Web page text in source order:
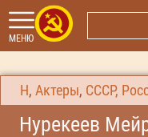
МЕНЮ
Н , Актеры, СССР,
Нурекеев